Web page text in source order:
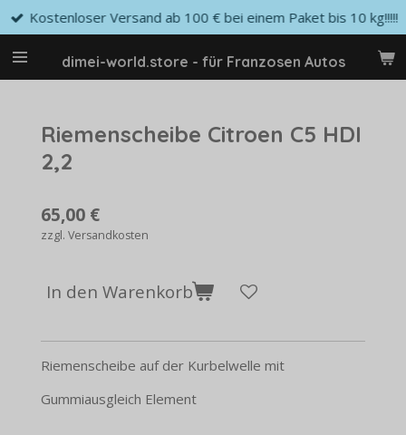
Zum
Hauptinhalt
springendimei-world.store - für Franzosen Autos
Kostenloser Versand ab 100 € bei einem Paket bis 10 kg!!!!!
Riemenscheibe Citroen C5 HDI
2,2
65,00 €
zzgl. Versandkosten
In den Warenkorb
Riemenscheibe auf der Kurbelwelle mit
Gummiausgleich Element